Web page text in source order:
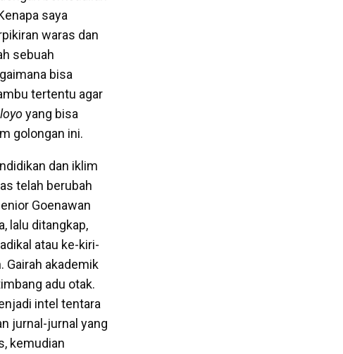
saya
waras dan
sebuah
bisa
tertentu agar
yang bisa
golongan ini.
dan iklim
telah berubah
Goenawan
lalu ditangkap,
atau ke-kiri-
Gairah akademik
adu otak.
intel tentara
jurnal-jurnal yang
kemudian